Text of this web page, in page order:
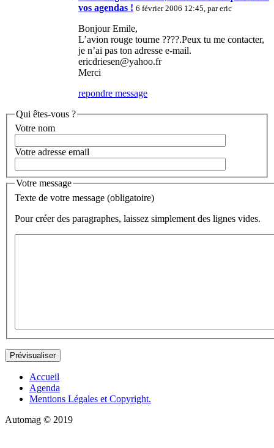
vos agendas ! 6 février 2006 12:45, par eric
Bonjour Emile,
L’avion rouge tourne ????.Peux tu me contacter,
je n’ai pas ton adresse e-mail.
ericdriesen@yahoo.fr
Merci
repondre message
Qui êtes-vous ?
Votre nom
Votre adresse email
Votre message
Texte de votre message (obligatoire)
Pour créer des paragraphes, laissez simplement des lignes vides.
Accueil
Agenda
Mentions Légales et Copyright.
Automag © 2019